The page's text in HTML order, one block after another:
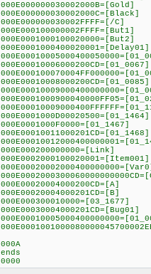
000E000000030002000B=[Gold]
000E000000030002000C=[Black]
000E000000030002FFFF=[/C]
000E000100000002FFFF=[But1]
000E0001000100020000=[But2]
000E0001000400020001=[Delay01]
000E00010006000200CD=[01_0067]
000E00010008000200CD=[01_0085]
000E0001000D00020500=[01_1464]
000E0001000F0000=[01_1467]
000E00010011000201CD=[01_1468]
000E000200000000=[Link]
000E0002000100020001=[Item001]
000E00020004000200CD=[A]
000E00020004000201CD=[B]
000E000300010000=[03_1677]
000E00030004000201CD=[Bug01]
000A
ends
0000